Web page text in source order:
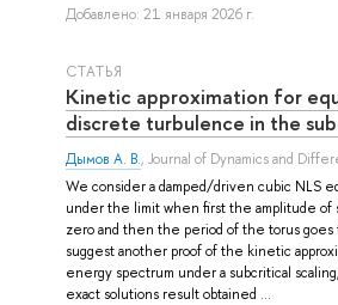
Добавлено: 21 января 2026 г.
СТАТЬЯ
Kinetic approximation for
discrete turbulence in the
Дымов А. В., Journal of Dynamics and
We consider a damped/driven cubic NLS
under the limit when first the amplitude of
zero and then the period of the torus goes
suggest another proof of the kinetic
energy spectrum under a subcritical
exact solutions result obtained ...